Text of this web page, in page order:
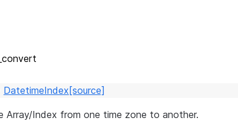
convert
DatetimeIndex [source]
Index from one time zone to another.